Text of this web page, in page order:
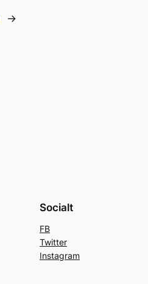
→
Socialt
FB
Twitter
Instagram